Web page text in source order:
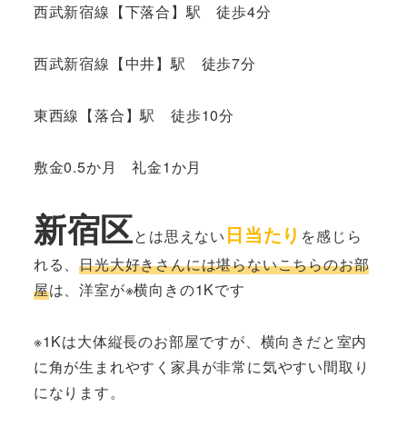
西武新宿線【下落合】駅 徒歩4分
西武新宿線【中井】駅 徒歩7分
東西線【落合】駅 徒歩10分
敷金0.5か月 礼金1か月
新宿区とは思えない 日当たり を感じら
れる、日光大好きさんには堪らないこちらのお部
屋は、洋室が※横向きの1Kです
※1Kは大体縦長のお部屋ですが、横向きだと室内
に角が生まれやすく家具が非常に気やすい間取り
になります。